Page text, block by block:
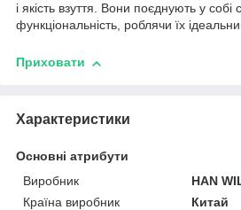
і якість взуття. Вони поєднують у собі
функціональність, роблячи їх
Приховати
Характеристики
Основні атрибути
Виробник
HAN
Країна виробник
Китай